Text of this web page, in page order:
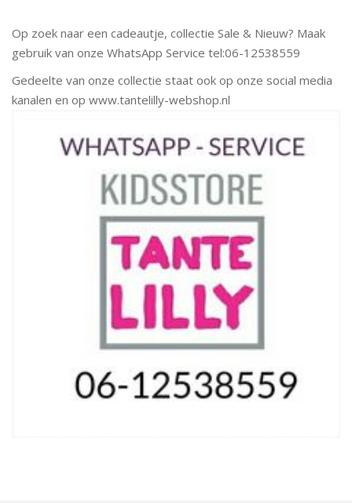
Op zoek naar een cadeautje, collectie Sale & Nieuw? Maak
gebruik van onze WhatsApp Service tel:06-12538559
Gedeelte van onze collectie staat ook op onze social media
kanalen en op www.tantelilly-webshop.nl